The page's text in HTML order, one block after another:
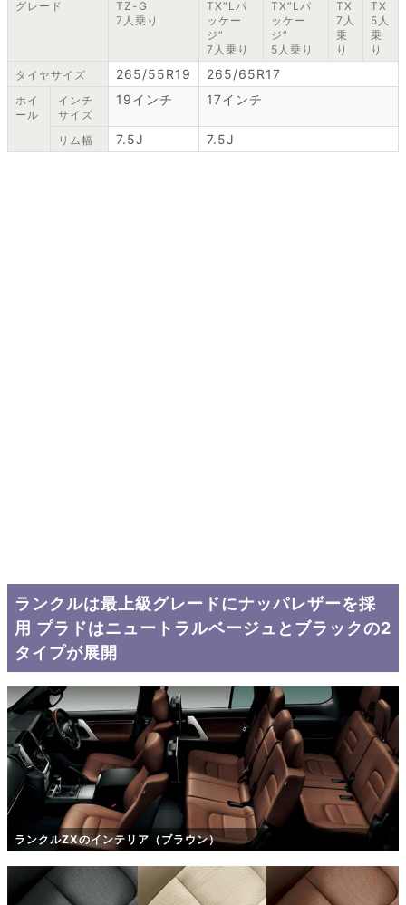
グレード
TZ-G
7人乗り
TX”Lパ
ッケー
ジ”
7人乗り
TX”Lパ
ッケー
ジ”
5人乗り
TX
7人
乗
り
TX
5人
乗
り
タイヤサイズ
265/55R19 265/65R17
ホイ
ール
インチ
サイズ
19インチ 17インチ
リム幅 7.5J 7.5J
ランクルは最上級グレードにナッパレザーを採
用 プラドはニュートラルベージュとブラックの2
タイプが展開
ランクルZXのインテリア（ブラウン）